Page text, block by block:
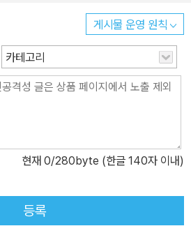
게시물 운영 원칙
카테고리
현재 0/280byte (한글 140자 이내)
등록